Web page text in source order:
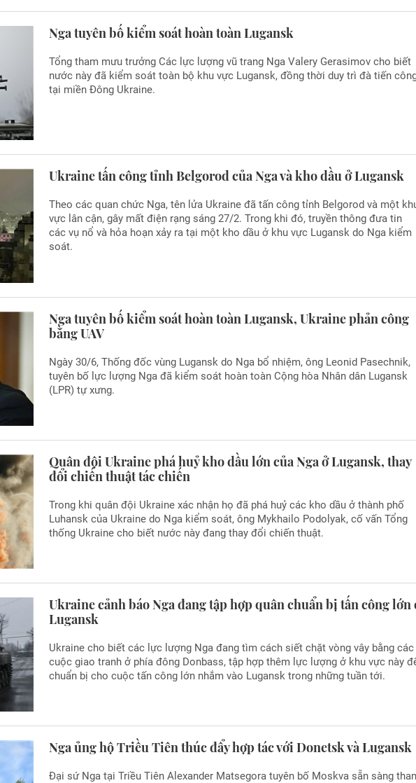
Nga tuyên bố kiểm soát hoàn toàn Lugansk
Tổng tham mưu trưởng Các lực lượng vũ trang Nga Valery Gerasimov cho biết
nước này đã kiểm soát toàn bộ khu vực Lugansk, đồng thời duy trì đà tiến
tại miền Đông Ukraine.
Ukraine tấn công tỉnh Belgorod của Nga và kho dầu ở Lugansk
Theo các quan chức Nga, tên lửa Ukraine đã tấn công tỉnh Belgorod và một
vực lân cận, gây mất điện rạng sáng 27/2. Trong khi đó, truyền thông đưa tin
các vụ nổ và hỏa hoạn xảy ra tại một kho dầu ở khu vực Lugansk do Nga kiểm
soát.
Nga tuyên bố kiểm soát hoàn toàn Lugansk, Ukraine phản công
bằng UAV
Ngày 30/6, Thống đốc vùng Lugansk do Nga bổ nhiệm, ông Leonid Pasechnik,
tuyên bố lực lượng Nga đã kiểm soát hoàn toàn Cộng hòa Nhân dân Lugansk
(LPR) tự xưng.
Quân đội Ukraine phá huỷ kho dầu lớn của Nga ở Lugansk, thay
đổi chiến thuật tác chiến
Trong khi quân đội Ukraine xác nhận họ đã phá huỷ các kho dầu ở thành phố
Luhansk của Ukraine do Nga kiểm soát, ông Mykhailo Podolyak, cố vấn Tổng
thống Ukraine cho biết nước này đang thay đổi chiến thuật.
Ukraine cảnh báo Nga đang tập hợp quân chuẩn bị tấn công lớn
Lugansk
Ukraine cho biết các lực lượng Nga đang tìm cách siết chặt vòng vây bằng các
cuộc giao tranh ở phía đông Donbass, tập hợp thêm lực lượng ở khu vực này
chuẩn bị cho cuộc tấn công lớn nhắm vào Lugansk trong những tuần tới.
Nga ủng hộ Triều Tiên thúc đẩy hợp tác với Donetsk và Lugansk
Đại sứ Nga tại Triều Tiên Alexander Matsegora tuyên bố Moskva sẵn sàng